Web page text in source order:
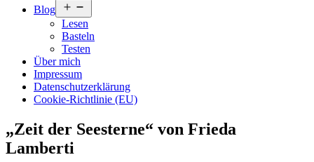
Blog
öffnen
Lesen
Basteln
Testen
Über mich
Impressum
Datenschutzerklärung
Cookie-Richtlinie (EU)
„Zeit der Seesterne“ von Frieda
Lamberti